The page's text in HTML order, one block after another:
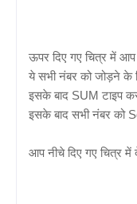
ऊपर दिए गए चित्र में
ये सभी नंबर को जोड़ने के
इसके बाद SUM टाइप
इसके बाद सभी नंबर को
आप नीचे दिए गए चित्र